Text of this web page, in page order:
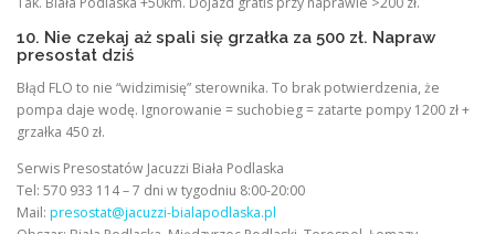
10. Nie czekaj aż spali się grzałka za 500 zł. Napraw
presostat dziś
Błąd FLO to nie “widzimisię” sterownika. To brak potwierdzenia, że
pompa daje wodę. Ignorowanie = suchobieg = zatarte pompy 1200 zł +
grzałka 450 zł.
Serwis Presostatów Jacuzzi Biała Podlaska
Tel: 570 933 114 – 7 dni w tygodniu 8:00-20:00
Mail: presostat@jacuzzi-bialapodlaska.pl